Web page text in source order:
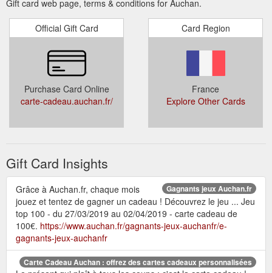
Gift card web page, terms & conditions for Auchan.
Official Gift Card
Purchase Card Online
carte-cadeau.auchan.fr/
Card Region
France
Explore Other Cards
Gift Card Insights
Gagnants jeux Auchan.fr
Grâce à Auchan.fr, chaque mois
jouez et tentez de gagner un cadeau ! Découvrez le jeu ... Jeu
top 100 - du 27/03/2019 au 02/04/2019 - carte cadeau de
100€. https://www.auchan.fr/gagnants-jeux-auchanfr/e-
gagnants-jeux-auchanfr
Carte Cadeau Auchan : offrez des cartes cadeaux personnalisées